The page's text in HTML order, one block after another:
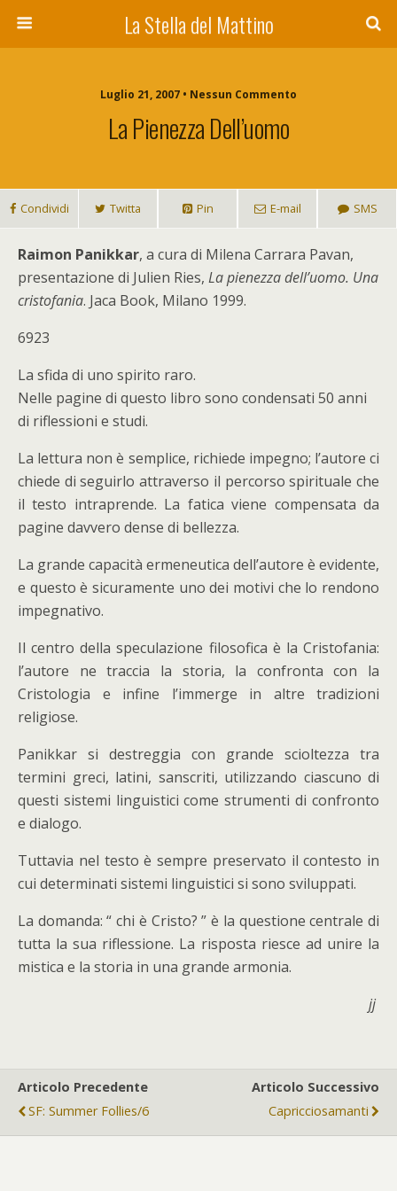
La Stella del Mattino
Luglio 21, 2007 • Nessun Commento
La Pienezza Dell’uomo
Condividi Twitta Pin E-mail SMS
Raimon Panikkar, a cura di Milena Carrara Pavan,
presentazione di Julien Ries, La pienezza dell’uomo. Una
cristofania. Jaca Book, Milano 1999.
6923
La sfida di uno spirito raro.
Nelle pagine di questo libro sono condensati 50 anni
di riflessioni e studi.
La lettura non è semplice, richiede impegno; l’autore ci
chiede di seguirlo attraverso il percorso spirituale che
il testo intraprende. La fatica viene compensata da
pagine davvero dense di bellezza.
La grande capacità ermeneutica dell’autore è evidente,
e questo è sicuramente uno dei motivi che lo rendono
impegnativo.
Il centro della speculazione filosofica è la Cristofania:
l’autore ne traccia la storia, la confronta con la
Cristologia e infine l’immerge in altre tradizioni
religiose.
Panikkar si destreggia con grande scioltezza tra
termini greci, latini, sanscriti, utilizzando ciascuno di
questi sistemi linguistici come strumenti di confronto
e dialogo.
Tuttavia nel testo è sempre preservato il contesto in
cui determinati sistemi linguistici si sono sviluppati.
La domanda: “ chi è Cristo? ” è la questione centrale di
tutta la sua riflessione. La risposta riesce ad unire la
mistica e la storia in una grande armonia.
jj
Articolo Precedente
SF: Summer Follies/6
Articolo Successivo
Capricciosamanti